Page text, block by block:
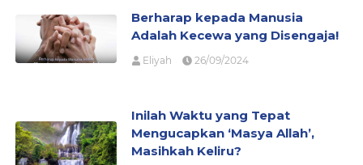
Berharap kepada Manusia
Adalah Kecewa yang Disengaja!
Eliyah 26/09/2024
Inilah Waktu yang Tepat
Mengucapkan ‘Masya Allah’,
Masihkah Keliru?